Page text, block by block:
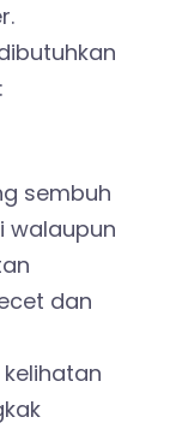
sembuh
walaupun
dan